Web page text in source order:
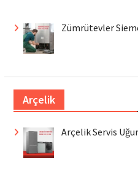
Zümrütevler
Arçelik
Arçelik Servis